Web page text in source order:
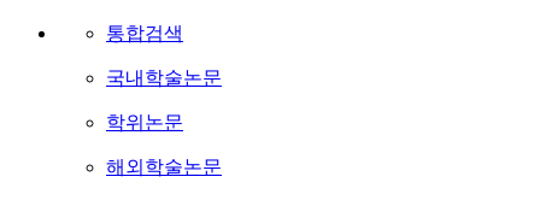
통합검색
국내학술논문
학위논문
해외학술논문